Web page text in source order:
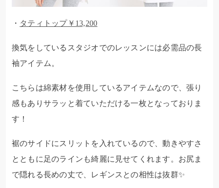
・ タティトップ￥13,200
換気をしているスタジオでのレッスンには必需品の長
袖アイテム。
こちらは綿素材を使用しているアイテムなので、張り
感もありサラッと着ていただける一枚となっておりま
す！
裾のサイドにスリットを入れているので、動きやすさ
とともに足のラインも綺麗に見せてくれます。お尻ま
で隠れる長めの丈で、レギンスとの相性は抜群✨